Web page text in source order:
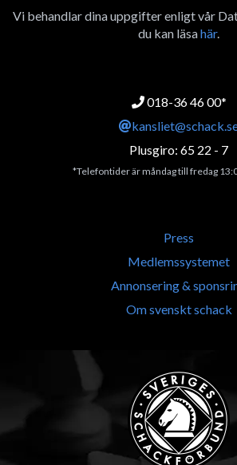
Vi behandlar dina uppgifter enligt vår
du kan läsahär.
018-36 46 00*
Plusgiro: 65 22 - 7
*Telefontider är måndag till fredag
Press
Medlemssystemet
Annonsering &
Om svenskt schack